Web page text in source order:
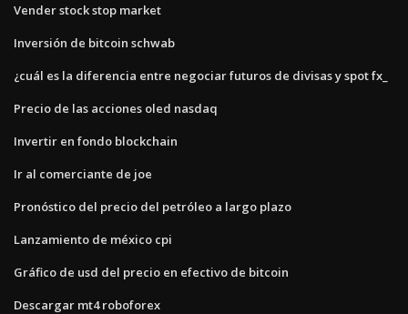
Vender stock stop market
Inversión de bitcoin schwab
¿cuál es la diferencia entre negociar futuros de divisas y spot fx_
Precio de las acciones oled nasdaq
Invertir en fondo blockchain
Ir al comerciante de joe
Pronóstico del precio del petróleo a largo plazo
Lanzamiento de méxico cpi
Gráfico de usd del precio en efectivo de bitcoin
Descargar mt4 roboforex